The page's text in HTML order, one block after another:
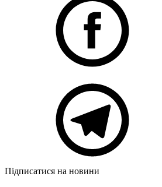
Підписатися на новини